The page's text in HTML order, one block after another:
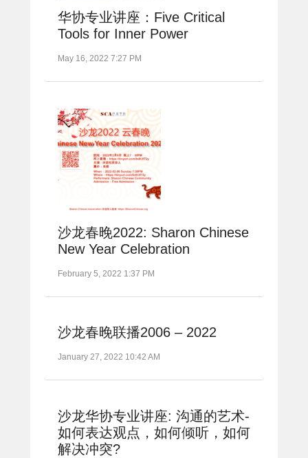
华协专业讲座：Five Critical
Tools for Inner Power
May 16, 2022 7:27 PM
沙龙春晚2022: Sharon Chinese
New Year Celebration
February 5, 2022 1:37 PM
沙龙春晚联播2006 – 2022
January 27, 2022 10:42 AM
沙龙华协专业讲座: 沟通的艺术-
如何表达观点，如何倾听，如何
解决冲突?